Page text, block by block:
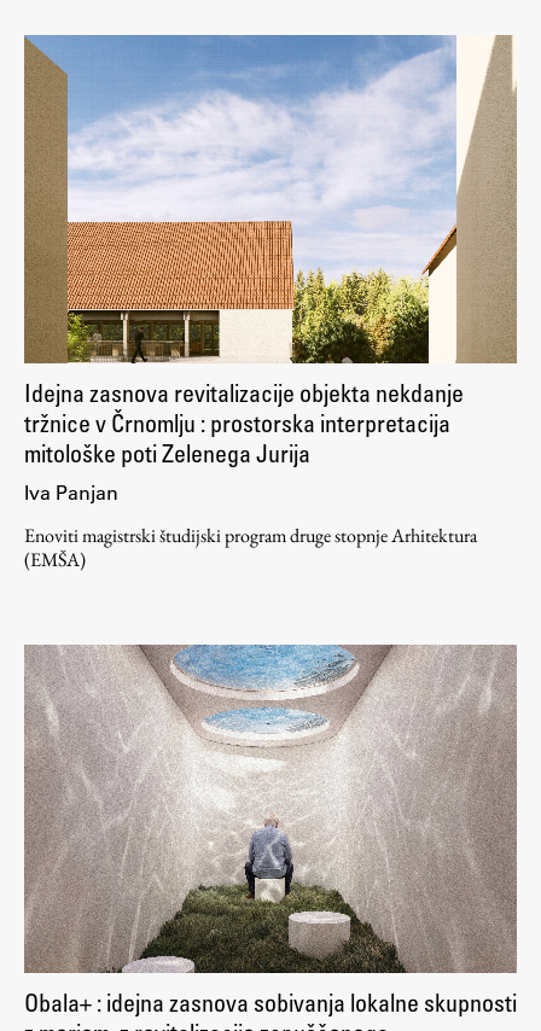
Raziskovanje
Raziskovalni projekti
Dosežki
Inštituti
Svetlobni LAB
Delo
Seminarji
Seminarske teme
Gostujoči profesor
Delavnice
Natečaji
Zaključna dela
Razvojno sodelovanje in humanitarna pomoč
Založništvo
FA–ZA
Zbirke
Publikacije
Idejna zasnova revitalizacije objekta nekdanje
tržnice v Črnomlju : prostorska interpretacija
mitološke poti Zelenega Jurija
Iva Panjan
Enoviti magistrski študijski program druge stopnje Arhitektura
(EMŠA)
Obala+ : idejna zasnova sobivanja lokalne skupnosti